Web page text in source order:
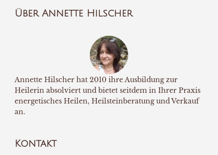
Über Annette Hilscher
Annette Hilscher hat 2010 ihre Ausbildung zur
Heilerin absolviert und bietet seitdem in Ihrer Praxis
energetisches Heilen, Heilsteinberatung und Verkauf
an.
Kontakt